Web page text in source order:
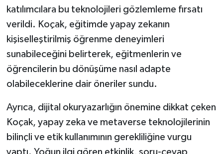
katılımcılara bu teknolojileri gözlemleme fırsatı
verildi. Koçak, eğitimde yapay zekanın
kişiselleştirilmiş öğrenme deneyimleri
sunabileceğini belirterek, eğitmenlerin ve
öğrencilerin bu dönüşüme nasıl adapte
olabileceklerine dair öneriler sundu.
Ayrıca, dijital okuryazarlığın önemine dikkat çeken
Koçak, yapay zeka ve metaverse teknolojilerinin
bilinçli ve etik kullanımının gerekliliğine vurgu
yaptı. Yoğun ilgi gören etkinlik, soru-cevap